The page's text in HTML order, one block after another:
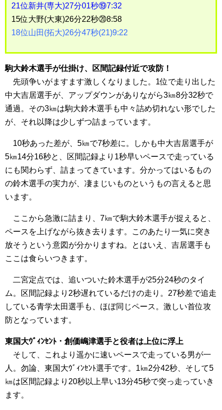
21位新井(専大)27分01秒⑲7:32
15位大野(大東)26分22秒⑳8:58
18位山田(拓大)26分47秒(21)9:22
駒大鈴木選手が仕掛け、区間記録付近で攻防！
先頭争いがますます激しくなりました。1位で走り出した
中大吉居選手が、アップダウンがありながら3㎞8分32秒で
通過。その3㎞は駒大鈴木選手も中々詰め切れない形でした
が、それ以降は少しずつ詰まっています。
10秒あった差が、5㎞で7秒差に。しかも中大吉居選手が
5㎞14分16秒と、区間記録より1秒早いペースで走っている
にも関わらず、詰まってきています。分かってはいるもの
の鈴木選手の実力が、凄まじいものというもの言えると思
います。
ここから急激に詰まり、7㎞で駒大鈴木選手が捉えると、
ペースを上げながら抜き去ります。このあたり一気に突き
放そうという意図が分かりますね。とはいえ、吉居選手も
ここは食らいつきます。
二宮定点では、追いついた鈴木選手が25分24秒のタイ
ム。区間記録より2秒遅れているだけの走り。27秒差で追走
している青学太田選手も、ほぼ同じペース。激しい首位攻
防となっています。
東国大ｳﾞｨﾝｾﾝﾄ・創価嶋津選手と役者は上位に浮上
そして、これより遥かに速いペースで走っている男が一
人。勿論、東国大ｳﾞｨﾝｾﾝﾄ選手です。1㎞2分42秒、そして5
㎞は区間記録より20秒以上早い13分45秒で突っ走っていき
ます。